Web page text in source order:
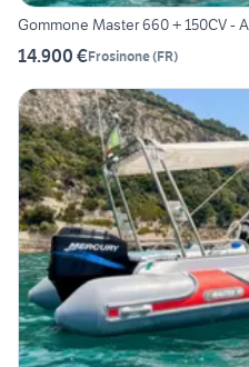
Gommone Master 660 + 150CV -
14.900 €Frosinone(FR)